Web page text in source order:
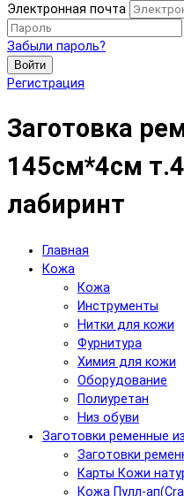
Электронная почта
Забыли пароль?
Войти
Регистрация
Заготовка
145см*4см
лабиринт
Главная
Кожа
Кожа
Инструменты
Нитки для кожи
Фурнитура
Химия для кожи
Оборудование
Полиуретан
Низ обуви
Заготовки ременные
Заготовки
Карты Кожи
Кожа Пулл-